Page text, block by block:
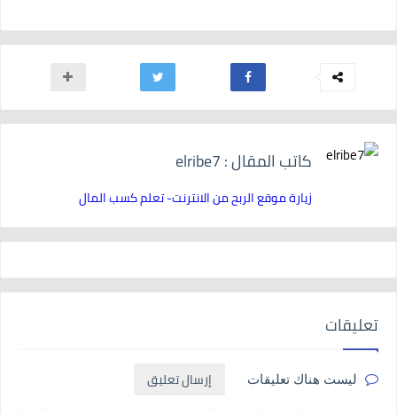
كاتب المقال : elribe7
زيارة موقع الربح من الانترنت- تعلم كسب المال
تعليقات
ليست هناك تعليقات إرسال تعليق